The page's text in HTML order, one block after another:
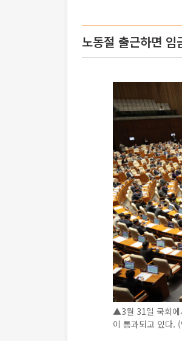
노동절 출근하면
▲3월 31일 국회에
이 통과되고 있다.